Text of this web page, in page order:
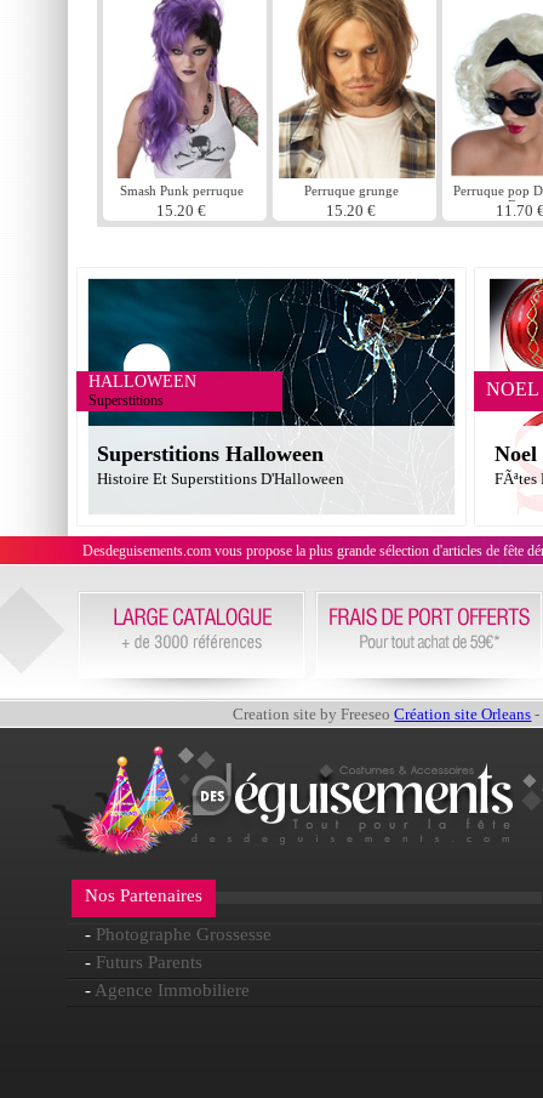
Smash Punk perruque
pourpre
15.20 €
Perruque grunge
15.20 €
Perruque pop
Bow
11.70
HALLOWEEN
Superstitions
Superstitions Halloween
Histoire Et Superstitions D'Halloween
NOEL
Noel
Desdeguisements.com vous propose la plus grande sélection d'articles de fête
Creation site by FreeseoCréation site Orleans -
Nos Partenaires
- Photographe Grossesse
- Futurs Parents
- Agence Immobiliere